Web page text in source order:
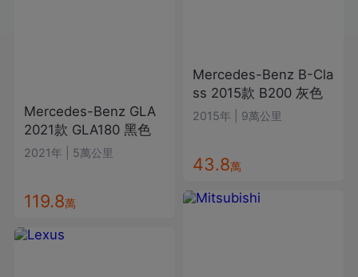
Mercedes-Benz GLA
2021款 GLA180 黑色
2021年 5萬公里
119.8萬
Mercedes-Benz B-Cla
ss 2015款 B200 灰色
2015年 9萬公里
43.8萬